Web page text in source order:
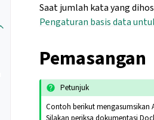
Saat jumlah kata yang
Pengaturan basis data
Pemasangan
Petunjuk
Contoh berikut mengasumsikan